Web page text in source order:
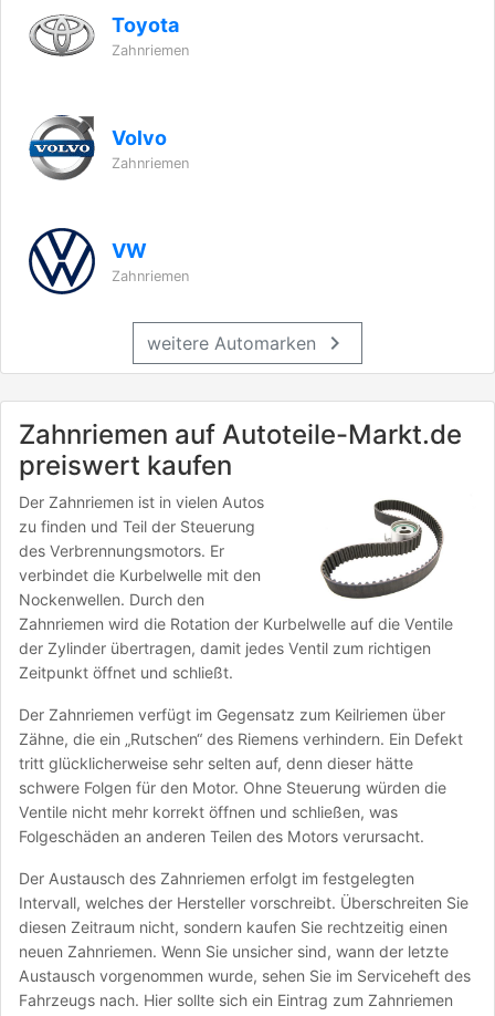
Toyota
Zahnriemen
Volvo
Zahnriemen
VW
Zahnriemen
weitere Automarken chevron_right
Zahnriemen auf Autoteile-Markt.de
preiswert kaufen
Der Zahnriemen ist in vielen Autos
zu finden und Teil der Steuerung
des Verbrennungsmotors. Er
verbindet die Kurbelwelle mit den
Nockenwellen. Durch den
Zahnriemen wird die Rotation der Kurbelwelle auf die Ventile
der Zylinder übertragen, damit jedes Ventil zum richtigen
Zeitpunkt öffnet und schließt.
Der Zahnriemen verfügt im Gegensatz zum Keilriemen über
Zähne, die ein „Rutschen“ des Riemens verhindern. Ein Defekt
tritt glücklicherweise sehr selten auf, denn dieser hätte
schwere Folgen für den Motor. Ohne Steuerung würden die
Ventile nicht mehr korrekt öffnen und schließen, was
Folgeschäden an anderen Teilen des Motors verursacht.
Der Austausch des Zahnriemen erfolgt im festgelegten
Intervall, welches der Hersteller vorschreibt. Überschreiten Sie
diesen Zeitraum nicht, sondern kaufen Sie rechtzeitig einen
neuen Zahnriemen. Wenn Sie unsicher sind, wann der letzte
Austausch vorgenommen wurde, sehen Sie im Serviceheft des
Fahrzeugs nach. Hier sollte sich ein Eintrag zum Zahnriemen